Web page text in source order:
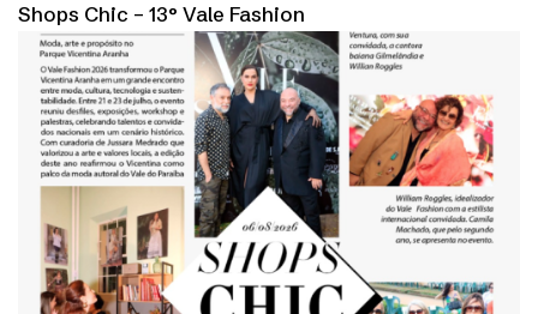
Shops Chic – 13° Vale Fashion